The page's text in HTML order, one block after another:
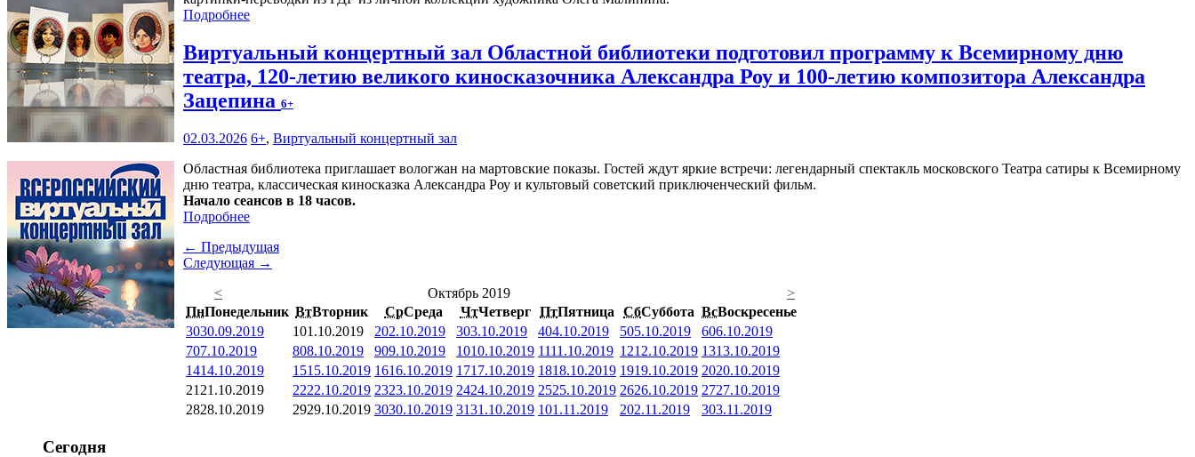
Подробнее
Виртуальный концертный зал Областной библиотеки подготовил программу к Всемирному дню
театра, 120-летию великого киносказочника Александра Роу и 100-летию композитора Александра
Зацепина 6+
02.03.2026 6+, Виртуальный концертный зал
Областная библиотека приглашает вологжан на мартовские показы. Гостей ждут яркие встречи: легендарный спектакль московского Театра сатиры к Всемирному
дню театра, классическая киносказка Александра Роу и культовый советский приключенческий фильм.
Начало сеансов в 18 часов.
Подробнее
← Предыдущая
Следующая →
<
Октябрь 2019
>
ПнПонедельник ВтВторник СрСреда ЧтЧетверг ПтПятница СбСуббота ВсВоскресенье
3030.09.2019 101.10.2019 202.10.2019 303.10.2019 404.10.2019 505.10.2019 606.10.2019
707.10.2019 808.10.2019 909.10.2019 1010.10.2019 1111.10.2019 1212.10.2019 1313.10.2019
1414.10.2019 1515.10.2019 1616.10.2019 1717.10.2019 1818.10.2019 1919.10.2019 2020.10.2019
21 21.10.2019 2222.10.2019 2323.10.2019 2424.10.2019 2525.10.2019 2626.10.2019 2727.10.2019
2828.10.2019 2929.10.2019 3030.10.2019 3131.10.2019 101.11.2019 202.11.2019 303.11.2019
Сегодня